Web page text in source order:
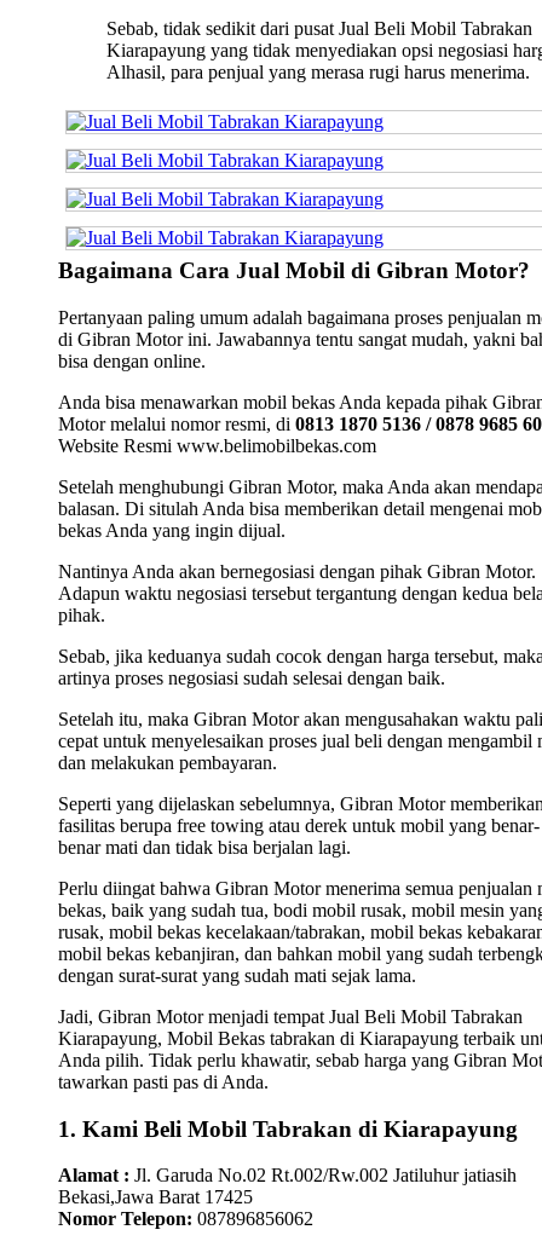
Sebab, tidak sedikit dari pusat Jual Beli Mobil Tabrakan
Kiarapayung yang tidak menyediakan opsi negosiasi
Alhasil, para penjual yang merasa rugi harus menerima.
Bagaimana Cara Jual Mobil di Gibran Motor?
Pertanyaan paling umum adalah bagaimana proses penjualan
di Gibran Motor ini. Jawabannya tentu sangat mudah, yakni
bisa dengan online.
Anda bisa menawarkan mobil bekas Anda kepada pihak
Motor melalui nomor resmi, di 0813 1870 5136 / 0878 9685
Website Resmi www.belimobilbekas.com
Setelah menghubungi Gibran Motor, maka Anda akan
balasan. Di situlah Anda bisa memberikan detail mengenai
bekas Anda yang ingin dijual.
Nantinya Anda akan bernegosiasi dengan pihak Gibran Motor.
Adapun waktu negosiasi tersebut tergantung dengan kedua
pihak.
Sebab, jika keduanya sudah cocok dengan harga tersebut,
artinya proses negosiasi sudah selesai dengan baik.
Setelah itu, maka Gibran Motor akan mengusahakan waktu
cepat untuk menyelesaikan proses jual beli dengan mengambil
dan melakukan pembayaran.
Seperti yang dijelaskan sebelumnya, Gibran Motor
fasilitas berupa free towing atau derek untuk mobil yang benar-
benar mati dan tidak bisa berjalan lagi.
Perlu diingat bahwa Gibran Motor menerima semua penjualan
bekas, baik yang sudah tua, bodi mobil rusak, mobil mesin
rusak, mobil bekas kecelakaan/tabrakan, mobil bekas
mobil bekas kebanjiran, dan bahkan mobil yang sudah
dengan surat-surat yang sudah mati sejak lama.
Jadi, Gibran Motor menjadi tempat Jual Beli Mobil Tabrakan
Kiarapayung, Mobil Bekas tabrakan di Kiarapayung terbaik
Anda pilih. Tidak perlu khawatir, sebab harga yang Gibran
tawarkan pasti pas di Anda.
1. Kami Beli Mobil Tabrakan di Kiarapayung
Alamat : Jl. Garuda No.02 Rt.002/Rw.002 Jatiluhur jatiasih
Bekasi,Jawa Barat 17425
Nomor Telepon: 087896856062